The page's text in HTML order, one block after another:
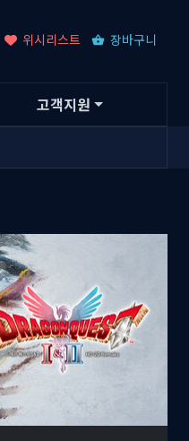
위시리스트 장바구니
고객지원